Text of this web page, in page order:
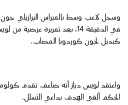
وسجل لاعب وسط بالميراس البرازيلي جون
في الدقيقة 14، بعد تمريرة
كبديل لجون كوردوبا المصاب.
الحكم ألغى الهدف بداعي التسلل.